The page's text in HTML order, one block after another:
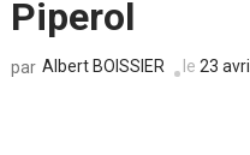
Piperol
par Albert BOISSIER le 23